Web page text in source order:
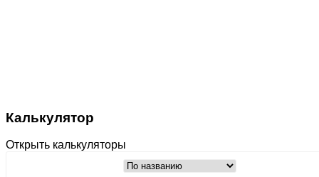
Калькулятор
Открыть калькуляторы